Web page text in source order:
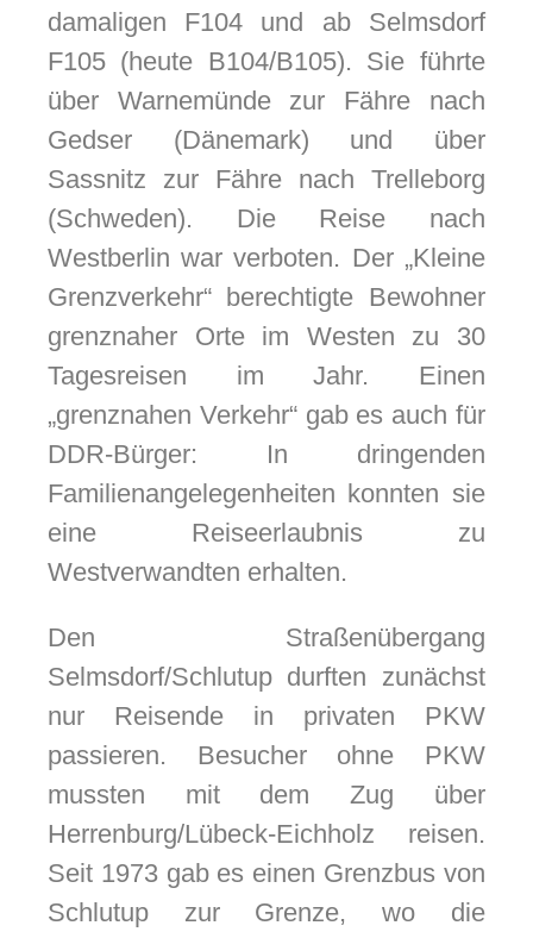
damaligen F104 und ab Selmsdorf
F105 (heute B104/B105). Sie führte
über Warnemünde zur Fähre nach
Gedser (Dänemark) und über
Sassnitz zur Fähre nach Trelleborg
(Schweden). Die Reise nach
Westberlin war verboten. Der „Kleine
Grenzverkehr“ berechtigte Bewohner
grenznaher Orte im Westen zu 30
Tagesreisen im Jahr. Einen
„grenznahen Verkehr“ gab es auch für
DDR-Bürger: In dringenden
Familienangelegenheiten konnten sie
eine Reiseerlaubnis zu
Westverwandten erhalten.
Den Straßenübergang
Selmsdorf/Schlutup durften zunächst
nur Reisende in privaten PKW
passieren. Besucher ohne PKW
mussten mit dem Zug über
Herrenburg/Lübeck-Eichholz reisen.
Seit 1973 gab es einen Grenzbus von
Schlutup zur Grenze, wo die